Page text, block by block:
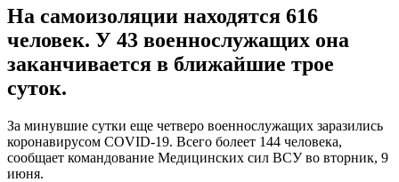
На самоизоляции находятся 616
человек. У 43 военнослужащих она
заканчивается в ближайшие трое
суток.
За минувшие сутки еще четверо военнослужащих заразились
коронавирусом COVID-19. Всего болеет 144 человека,
сообщает командование Медицинских сил ВСУ во вторник, 9
июня.